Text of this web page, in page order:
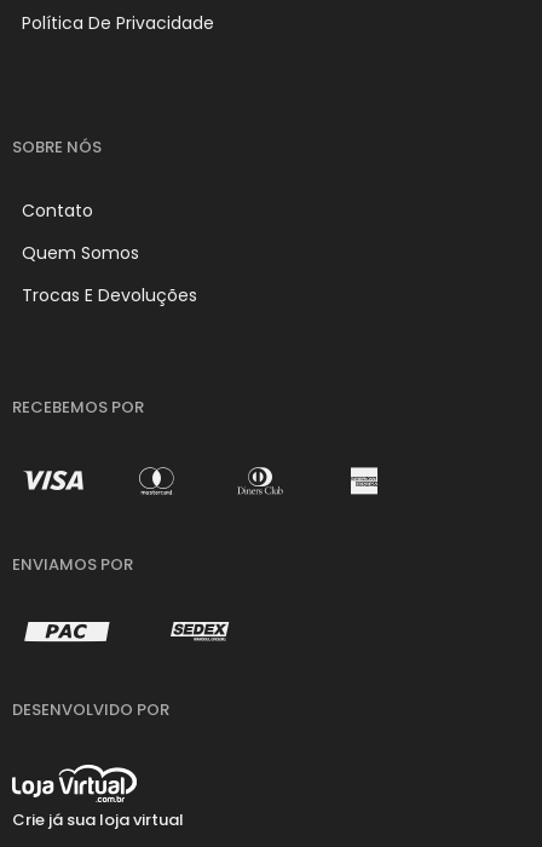
Política De Privacidade
SOBRE NÓS
Contato
Quem Somos
Trocas E Devoluções
RECEBEMOS POR
ENVIAMOS POR
DESENVOLVIDO POR
Crie já sua loja virtual